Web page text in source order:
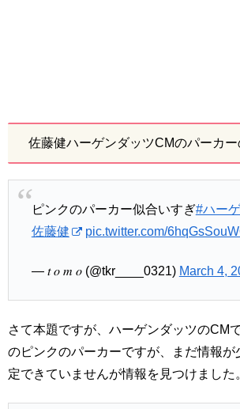
佐藤健ハーゲンダッツCMのパーカー
ピンクのパーカー似合いすぎ#ハー
佐藤健
pic.twitter.com/
— 𝑡 𝑜 𝑚 𝑜 (@tkr____0321) March 4,
さて本題ですが、ハーゲンダッツのCM
のピンクのパーカーですが、まだ情報が
定できていませんが情報を見つけました